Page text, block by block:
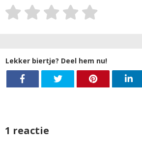
Lekker biertje? Deel hem nu!
1 reactie